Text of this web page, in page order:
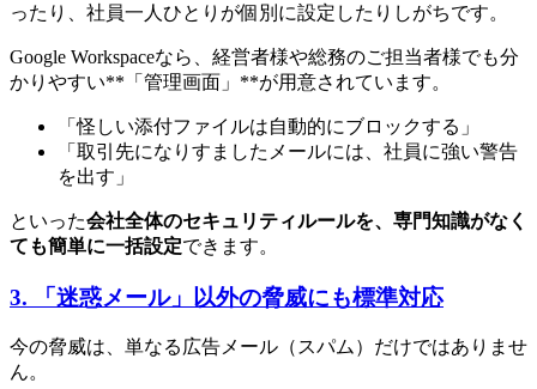
ったり、社員一人ひとりが個別に設定したりしがちです。
Google Workspaceなら、経営者様や総務のご担当者様でも分
かりやすい**「管理画面」**が用意されています。
「怪しい添付ファイルは自動的にブロックする」
「取引先になりすましたメールには、社員に強い警告
を出す」
といった会社全体のセキュリティルールを、専門知識がなく
ても簡単に一括設定できます。
3. 「迷惑メール」以外の脅威にも標準対応
今の脅威は、単なる広告メール（スパム）だけではありませ
ん。